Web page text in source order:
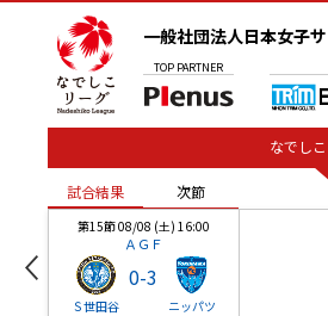
一般社団法人日本女子
TOP PARTNER
なでし
試合結果 次節
第15節 08/08 (土) 16:00
ＡＧＦ
Ｓ世田谷
0-3
ニッパツ